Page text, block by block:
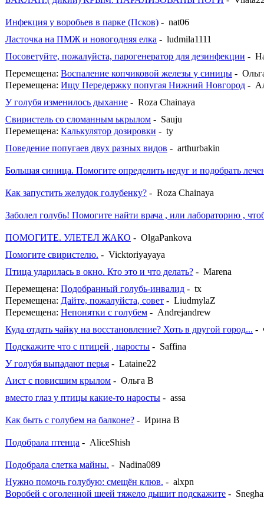
Инфекция у воробьев в парке (Псков) - nat06
Ласточка на ПМЖ и новогодняя елка - ludmila1111
Посоветуйте, пожалуйста, парогенератор для дезинфекции -
Перемещена: Воспаление копчиковой железы у синицы -
Перемещена: Ищу Передержку попугая Нижний Новгород -
У голубя изменилось дыхание - Roza Chainaya
Свиристель со сломанным ькрылом - Sauju
Перемещена: Калькулятор дозировки - ty
Поведение попугаев двух разных видов - arthurbakin
Большая синица. Помогите определить недуг и подобрать
Как запустить желудок голубенку? - Roza Chainaya
Заболел голубь! Помогите найти врача , или лабораторию ,
ПОМОГИТЕ. УЛЕТЕЛ ЖАКО - OlgaPankova
Помогите свиристелю. - Vicktoriyayaya
Птица ударилась в окно. Кто это и что делать? - Marena
Перемещена: Подобранный голубь-инвалид - tx
Перемещена: Дайте, пожалуйста, совет - LiudmylaZ
Перемещена: Непонятки с голубем - Andrejandrew
Куда отдать чайку на восстановление? Хоть в другой город... -
Подскажите что с птицей , наросты - Saffina
У голубя выпадают перья - Lataine22
Аист с повисшим крылом - Ольга В
вместо глаз у птицы какие-то наросты - assa
Как быть с голубем на балконе? - Ирина В
Подобрала птенца - AliceShish
Подобрала слетка майны. - Nadina089
Нужно помочь голубую: смещён клюв. - alxpn
Воробей с оголенной шеей тяжело дышит подскажите -